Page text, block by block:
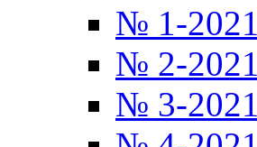
№ 1-2021
№ 2-2021
№ 3-2021